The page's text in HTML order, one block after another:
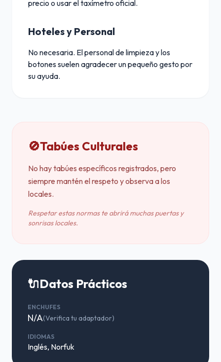
precio o usar el taxímetro oficial.
Hoteles y Personal
No necesaria. El personal de limpieza y los
botones suelen agradecer un pequeño gesto por
su ayuda.
🚫Tabúes Culturales
No hay tabúes específicos registrados, pero
siempre mantén el respeto y observa a los
locales.
Respetar estas normas te abrirá muchas puertas y
sonrisas locales.
🔌Datos Prácticos
ENCHUFES
N/A(Verifica tu adaptador)
IDIOMAS
Inglés, Norfuk